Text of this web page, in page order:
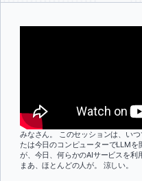
みなさん。 このセッションは、い
たは今日のコンピューターでLLM
が、今日、何らかのAIサービスを利
まあ、ほとんどの人が。 涼しい。